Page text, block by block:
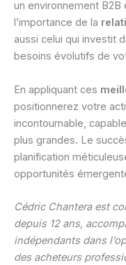
un environnement
l’importance de la
aussi celui qui investit
besoins évolutifs de
En appliquant ces
positionnerez votre
incontournable,
plus grandes. Le
planification
opportunités
Cédric Chantera est
depuis 12 ans,
indépendants dans
des acheteurs